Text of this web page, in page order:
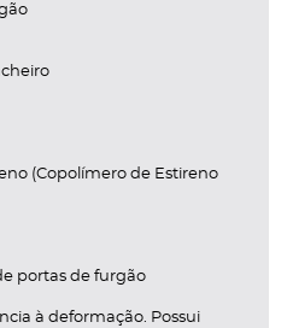
(Copolímero de Estireno
portas de furgão
à deformação. Possui